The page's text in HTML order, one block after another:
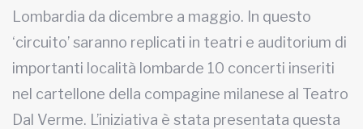
Lombardia da dicembre a maggio. In questo
‘circuito’ saranno replicati in teatri e auditorium di
importanti località lombarde 10 concerti inseriti
nel cartellone della compagine milanese al Teatro
Dal Verme. L’iniziativa è stata presentata questa